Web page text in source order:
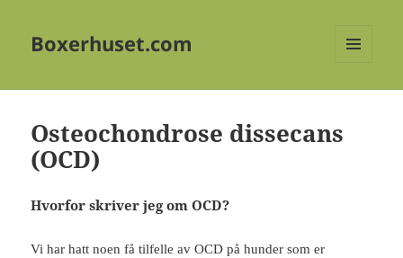
Boxerhuset.com
Osteochondrose dissecans
(OCD)
Hvorfor skriver jeg om OCD?
Vi har hatt noen få tilfelle av OCD på hunder som er